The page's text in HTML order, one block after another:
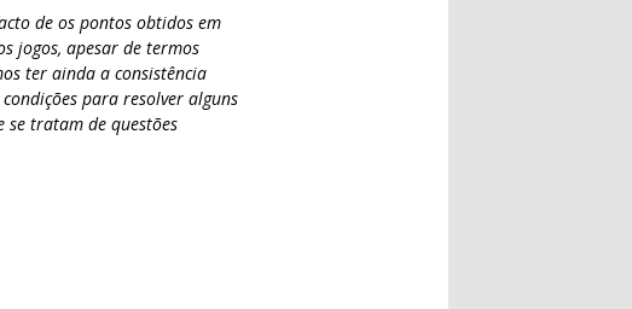
de os pontos obtidos em
jogos, apesar de termos
ter ainda a consistência
para resolver alguns
se tratam de questões